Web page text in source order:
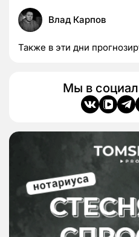
Влад Карпов
Также в эти дни
Мы в